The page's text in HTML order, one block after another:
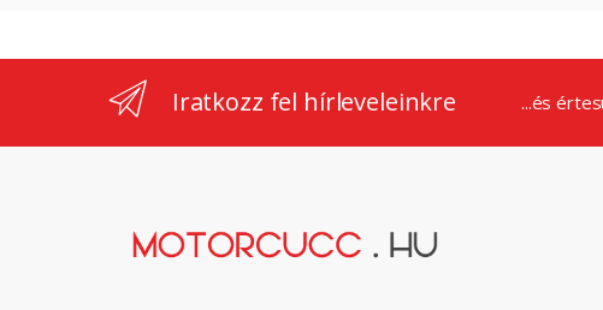
Iratkozz fel hírleveleinkre ...és